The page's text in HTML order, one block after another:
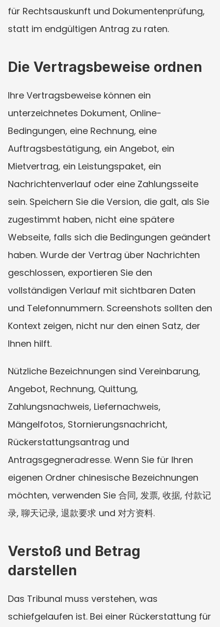
für Rechtsauskunft und Dokumentenprüfung,
statt im endgültigen Antrag zu raten.
Die Vertragsbeweise ordnen
Ihre Vertragsbeweise können ein
unterzeichnetes Dokument, Online-
Bedingungen, eine Rechnung, eine
Auftragsbestätigung, ein Angebot, ein
Mietvertrag, ein Leistungspaket, ein
Nachrichtenverlauf oder eine Zahlungsseite
sein. Speichern Sie die Version, die galt, als Sie
zugestimmt haben, nicht eine spätere
Webseite, falls sich die Bedingungen geändert
haben. Wurde der Vertrag über Nachrichten
geschlossen, exportieren Sie den
vollständigen Verlauf mit sichtbaren Daten
und Telefonnummern. Screenshots sollten den
Kontext zeigen, nicht nur den einen Satz, der
Ihnen hilft.
Nützliche Bezeichnungen sind Vereinbarung,
Angebot, Rechnung, Quittung,
Zahlungsnachweis, Liefernachweis,
Mängelfotos, Stornierungsnachricht,
Rückerstattungsantrag und
Antragsgegneradresse. Wenn Sie für Ihren
eigenen Ordner chinesische Bezeichnungen
möchten, verwenden Sie 合同, 发票, 收据, 付款记
录, 聊天记录, 退款要求 und 对方资料.
Verstoß und Betrag
darstellen
Das Tribunal muss verstehen, was
schiefgelaufen ist. Bei einer Rückerstattung für